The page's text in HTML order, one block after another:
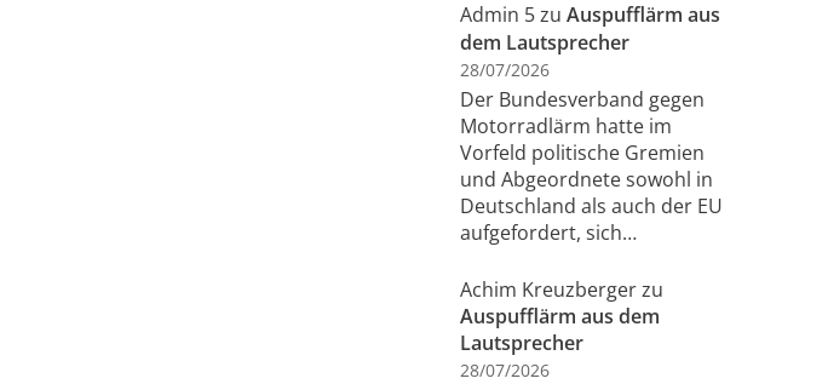
Admin 5zu Auspufflärm aus
dem Lautsprecher
28/07/2026
Der Bundesverband gegen
Motorradlärm hatte im
Vorfeld politische Gremien
und Abgeordnete sowohl in
Deutschland als auch der EU
aufgefordert, sich…
Achim Kreuzbergerzu
Auspufflärm aus dem
Lautsprecher
28/07/2026